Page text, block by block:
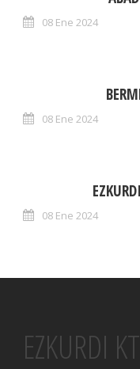
08 Ene 2024
08 Ene 2024
08 Ene 2024
EZKURDI KT